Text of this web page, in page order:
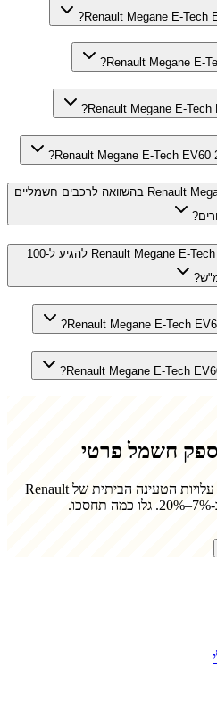
כמה יעיל Renault Megane E-Tech EV60 220hp בהשוואה לרכבים חשמליים
כמה שניות לוקח ל-Renault Megane E-Tech EV60 220hp להגיע ל-100
חשמל פרטי
הטעינה הביתית שלRenault
תחסכו.